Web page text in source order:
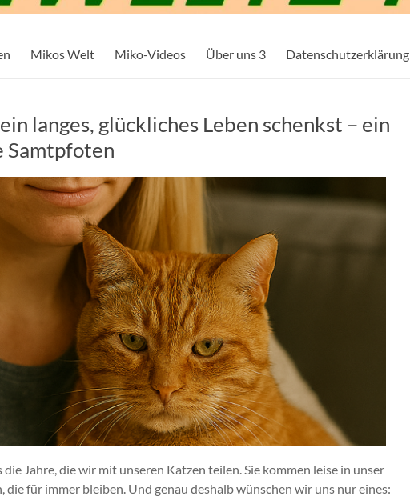
Mikos Welt Miko-Videos Über uns 3 Datenschutzerklärung
langes, glückliches Leben schenkst – ein
Samtpfoten
Jahre, die wir mit unseren Katzen teilen. Sie kommen leise in unser
die für immer bleiben. Und genau deshalb wünschen wir uns nur eines: